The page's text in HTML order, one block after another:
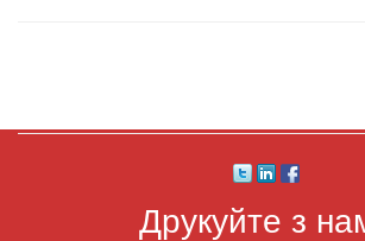
Друкуйте з